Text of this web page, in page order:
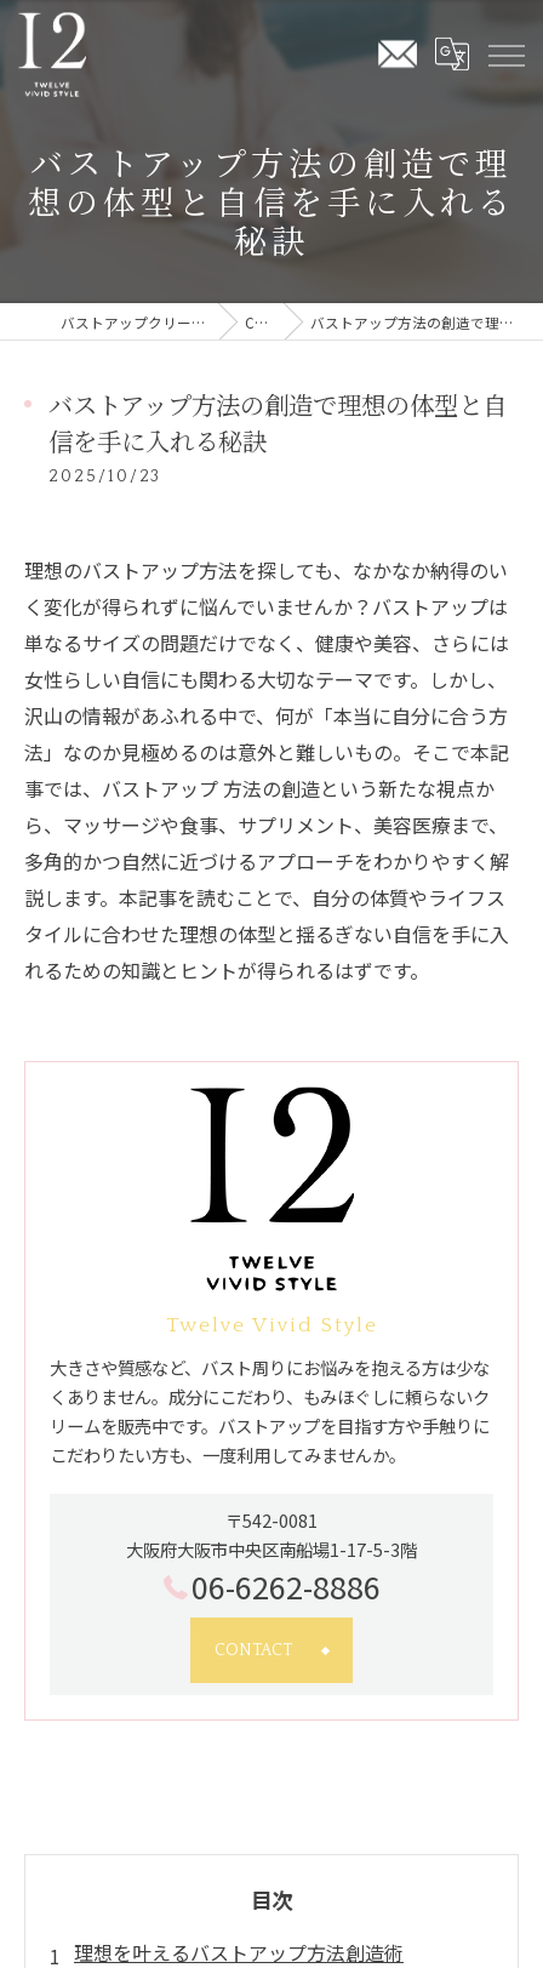
バストアップ方法の創造で理
想の体型と自信を手に入れる
秘訣
バストアップクリームならTwelve Vivid Style COLUMN バストアップ方法の創造で理想の体型と自信を手に入れる秘訣
バストアップ方法の創造で理想の体型と自
信を手に入れる秘訣
2025/10/23
理想のバストアップ方法を探しても、なかなか納得のい
く変化が得られずに悩んでいませんか？バストアップは
単なるサイズの問題だけでなく、健康や美容、さらには
女性らしい自信にも関わる大切なテーマです。しかし、
沢山の情報があふれる中で、何が「本当に自分に合う方
法」なのか見極めるのは意外と難しいもの。そこで本記
事では、バストアップ 方法の創造という新たな視点か
ら、マッサージや食事、サプリメント、美容医療まで、
多角的かつ自然に近づけるアプローチをわかりやすく解
説します。本記事を読むことで、自分の体質やライフス
タイルに合わせた理想の体型と揺るぎない自信を手に入
れるための知識とヒントが得られるはずです。
Twelve Vivid Style
大きさや質感など、バスト周りにお悩みを抱える方は少な
くありません。成分にこだわり、もみほぐしに頼らないク
リームを販売中です。バストアップを目指す方や手触りに
こだわりたい方も、一度利用してみませんか。
〒542-0081
大阪府大阪市中央区南船場1-17-5-3階
06-6262-8886
CONTACT
目次
理想を叶えるバストアップ方法創造術